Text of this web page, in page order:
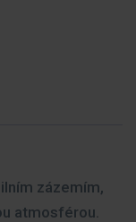
zázemím,
atmosférou.